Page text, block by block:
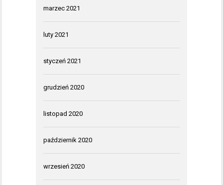
marzec 2021
luty 2021
styczeń 2021
grudzień 2020
listopad 2020
październik 2020
wrzesień 2020